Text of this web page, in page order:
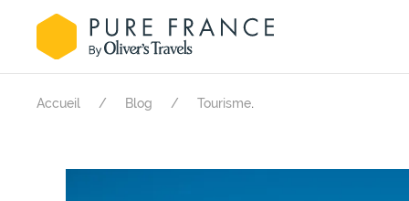
Accueil Blog Tourisme.